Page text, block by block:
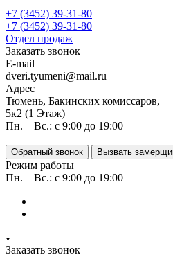
+7 (3452) 39-31-80
+7 (3452) 39-31-80
Отдел продаж
Заказать звонок
E-mail
dveri.tyumeni@mail.ru
Адрес
Тюмень, Бакинских комиссаров,
5к2 (1 Этаж)
Пн. – Вс.: с 9:00 до 19:00
Обратный звонок Вызвать
Режим работы
Пн. – Вс.: с 9:00 до 19:00
Заказать звонок